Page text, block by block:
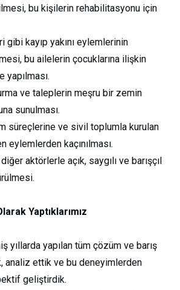
bu kişilerin rehabilitasyonu için
gibi kayıp yakını eylemlerinin
bu ailelerin çocuklarına ilişkin
ve taleplerin meşru bir zemin
sunulması.
süreçlerine ve sivil toplumla kurulan
eylemlerden kaçınılması.
aktörlerle açık, saygılı ve barışçıl
Yaptıklarımız
yıllarda yapılan tüm çözüm ve barış
analiz ettik ve bu deneyimlerden
geliştirdik.